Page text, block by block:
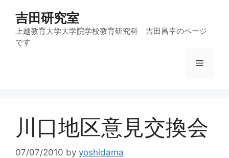
吉田研究室
上越教育大学大学院学校教育研究科 吉田昌幸のページ
です
メ
ュ
川口地区意見交換会
07/07/2010 by yoshidama